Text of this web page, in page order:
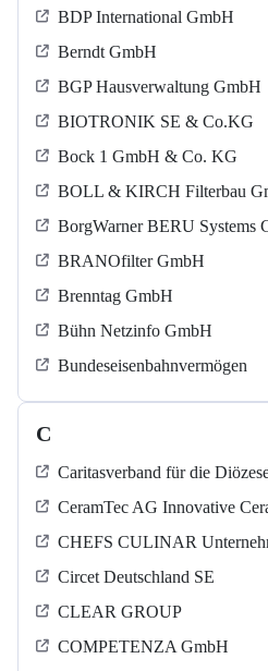
BDP International GmbH
Berndt GmbH
BGP Hausverwaltung GmbH
BIOTRONIK SE & Co.KG
Bock 1 GmbH & Co. KG
BOLL & KIRCH Filterbau
BorgWarner BERU Systems
BRANOfilter GmbH
Brenntag GmbH
Bühn Netzinfo GmbH
Bundeseisenbahnvermögen
C
Caritasverband für die
CeramTec AG Innovative
CHEFS CULINAR
Circet Deutschland SE
CLEAR GROUP
COMPETENZA GmbH